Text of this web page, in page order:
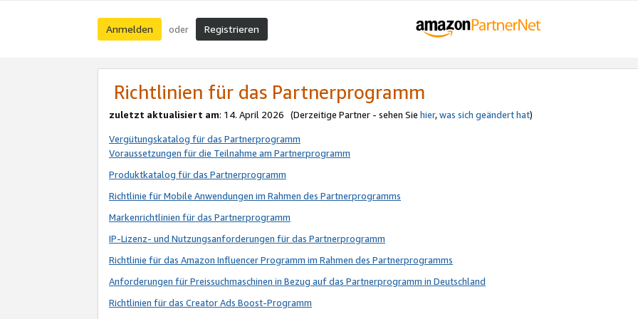
Anmelden oder Registrieren
Richtlinien für das Partnerprogramm
zuletzt aktualisiert am: 14. April 2026 (Derzeitige Partner - sehen Sie hier,was sich geändert hat)
Vergütungskatalog für das Partnerprogramm
Voraussetzungen für die Teilnahme am Partnerprogramm
Produktkatalog für das Partnerprogramm
Richtlinie für Mobile Anwendungen im Rahmen des Partnerprogramms
Markenrichtlinien für das Partnerprogramm
IP-Lizenz- und Nutzungsanforderungen für das Partnerprogramm
Richtlinie für das Amazon Influencer Programm im Rahmen des Partnerprogramms
Anforderungen für Preissuchmaschinen in Bezug auf das Partnerprogramm in Deutschland
Richtlinien für das Creator Ads Boost-Programm